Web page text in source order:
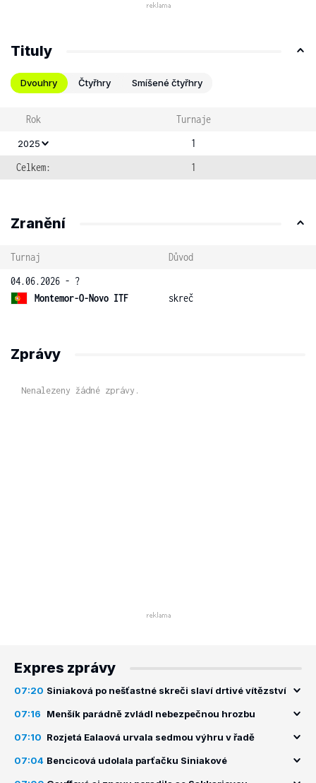
Tituly
Dvouhry Čtyřhry Smíšené čtyřhry
Rok Turnaje
2025
1
Celkem:
1
Zranění
Turnaj
Důvod
04.06.2026 - ?
Montemor-O-Novo ITF
skreč
Zprávy
Nenalezeny žádné zprávy.
Expres zprávy
07:20 Siniaková po nešťastné skreči slaví drtivé vítězství
07:16 Menšík parádně zvládl nebezpečnou hrozbu
07:10 Rozjetá Ealaová urvala sedmou výhru v řadě
07:04 Bencicová udolala parťačku Siniakové